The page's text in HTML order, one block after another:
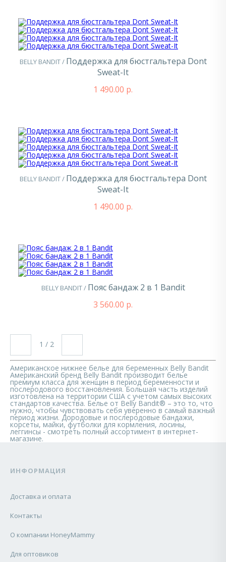
BELLY BANDIT / Поддержка для бюстгальтера Dont
Sweat-It
1 490.00 р.
BELLY BANDIT / Поддержка для бюстгальтера Dont
Sweat-It
1 490.00 р.
BELLY BANDIT / Пояс бандаж 2 в 1 Bandit
3 560.00 р.
1 / 2
Американское нижнее белье для беременных Belly Bandit
Американский бренд Belly Bandit производит белье
премиум класса для женщин в период беременности и
послеродового восстановления. Большая часть изделий
изготовлена на территории США с учетом самых высоких
стандартов качества. Белье от Belly Bandit® – это то, что
нужно, чтобы чувствовать себя уверенно в самый важный
период жизни. Дородовые и послеродовые бандажи,
корсеты, майки, футболки для кормления, лосины,
леггинсы - смотреть полный ассортимент в интернет-
магазине.
ИНФОРМАЦИЯ
Доставка и оплата
Контакты
О компании HoneyMammy
Для оптовиков